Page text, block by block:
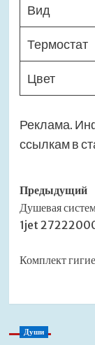
Вид
Термостат
Цвет
Реклама.
ссылкам в
записи
Предыдущий
Душевая
1jet
Комплект
Души